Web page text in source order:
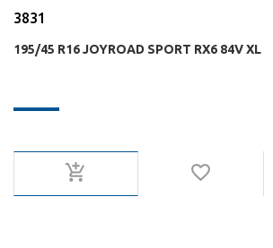
3831
195/45 R16 JOYROAD SPORT RX6 84V XL